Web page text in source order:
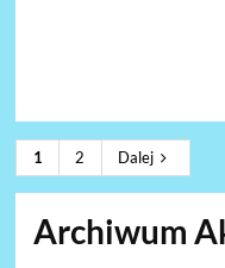
1 2 Dalej
Archiwum